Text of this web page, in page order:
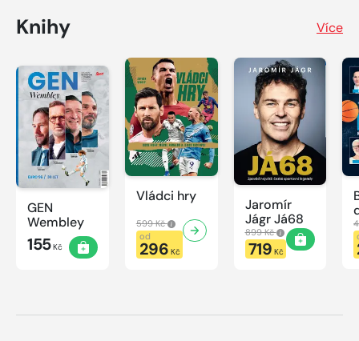
Knihy Více
GEN
Wembley
155Kč
Vládci hry
599 Kč
od
296 Kč
Jaromír
Jágr Já68
899 Kč
719 Kč